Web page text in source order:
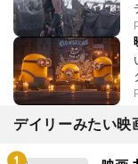
デイリーみたい映